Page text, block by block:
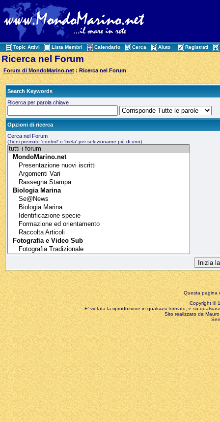
Topic Attivi Lista Membri Calendario Cerca Aiuto Registrati
Ricerca nel Forum
Forum di MondoMarino.net : Ricerca nel Forum
Search Keywords
Ricerca per parola chiave
Opzioni di ricerca
Cerca nel Forum
(Tieni premuto 'control' o 'mela' per selezionarne più di uno)
Questa pagina
Copyright ©
E' vietata la riproduzione in qualsiasi formato, e su
Sito realizzato da